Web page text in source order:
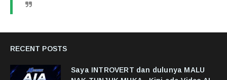
RECENT POSTS
Saya INTROVERT dan dulunya MALU